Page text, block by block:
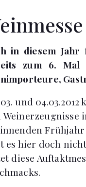
in diesem
zum 6. Mal
und
Weinerzeugnisse
Frühjahr
es hier doch
diese